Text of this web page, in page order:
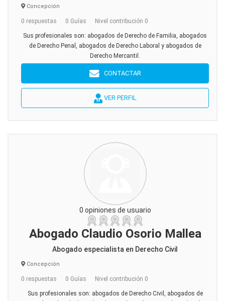
Concepción
0 respuestas 0 Guías Nivel contribución 0
Sus profesionales son: abogados de Derecho de Familia, abogados
de Derecho Penal, abogados de Derecho Laboral y abogados de
Derecho Mercantil.
CONTACTAR
VER PERFIL
0 opiniones de usuario
Abogado Claudio Osorio Mallea
Abogado especialista en Derecho Civil
Concepción
0 respuestas 0 Guías Nivel contribución 0
Sus profesionales son: abogados de Derecho Civil, abogados de